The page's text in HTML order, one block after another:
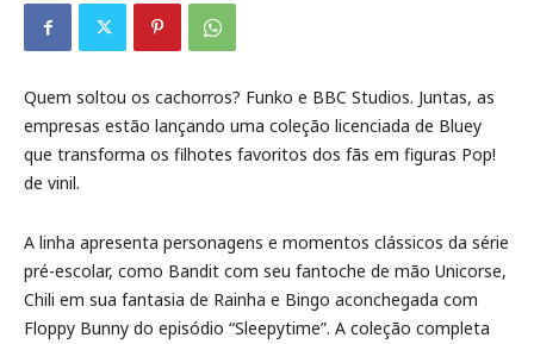
Quem soltou os cachorros? Funko e BBC Studios. Juntas, as
empresas estão lançando uma coleção licenciada de Bluey
que transforma os filhotes favoritos dos fãs em figuras Pop!
de vinil.
A linha apresenta personagens e momentos clássicos da série
pré-escolar, como Bandit com seu fantoche de mão Unicorse,
Chili em sua fantasia de Rainha e Bingo aconchegada com
Floppy Bunny do episódio “Sleepytime”. A coleção completa